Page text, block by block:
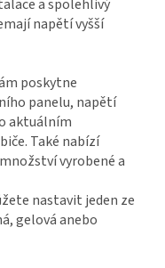
a spolehlivý
napětí vyšší
poskytne
panelu, napětí
aktuálním
Také nabízí
vyrobené a
nastavit jeden ze
gelová anebo